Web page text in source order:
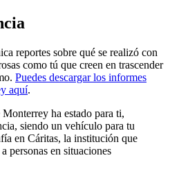
reportes sobre qué se realizó con
como tú que creen en trascender
Puedes descargar los informes
aquí.
ha estado para ti,
siendo un vehículo para tu
en Cáritas, la institución que
personas en situaciones